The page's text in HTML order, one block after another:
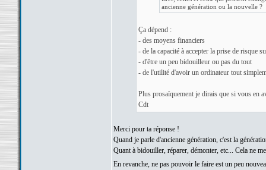
ancienne génération ou la nouvelle ?
Ça dépend :
- des moyens financiers
- de la capacité à accepter la prise de risque
- d'être un peu bidouilleur ou pas du tout
- de l'utilité d'avoir un ordinateur tout
Plus prosaïquement je dirais que si vous en
Cdt
Merci pour ta réponse !
Quand je parle d'ancienne génération, c'est la
Quant à bidouiller, réparer, démonter, etc... Cela ne
En revanche, ne pas pouvoir le faire est un peu